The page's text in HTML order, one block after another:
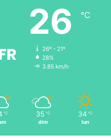
26 ℃
26º - 21º
28%
3.85 km/h
℃ 35 ℃
dim
34 ℃
lun